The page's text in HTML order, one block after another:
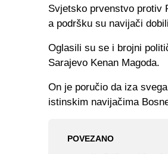
Svjetsko prvenstvo protiv
a podršku su navijači
Oglasili su se i brojni
Sarajevo Kenan Magoda.
On je poručio da iza
istinskim navijačima
POVEZANO